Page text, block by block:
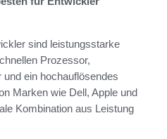
sind leistungsstarke
Prozessor,
ein hochauflösendes
Marken wie Dell, Apple und
Kombination aus Leistung